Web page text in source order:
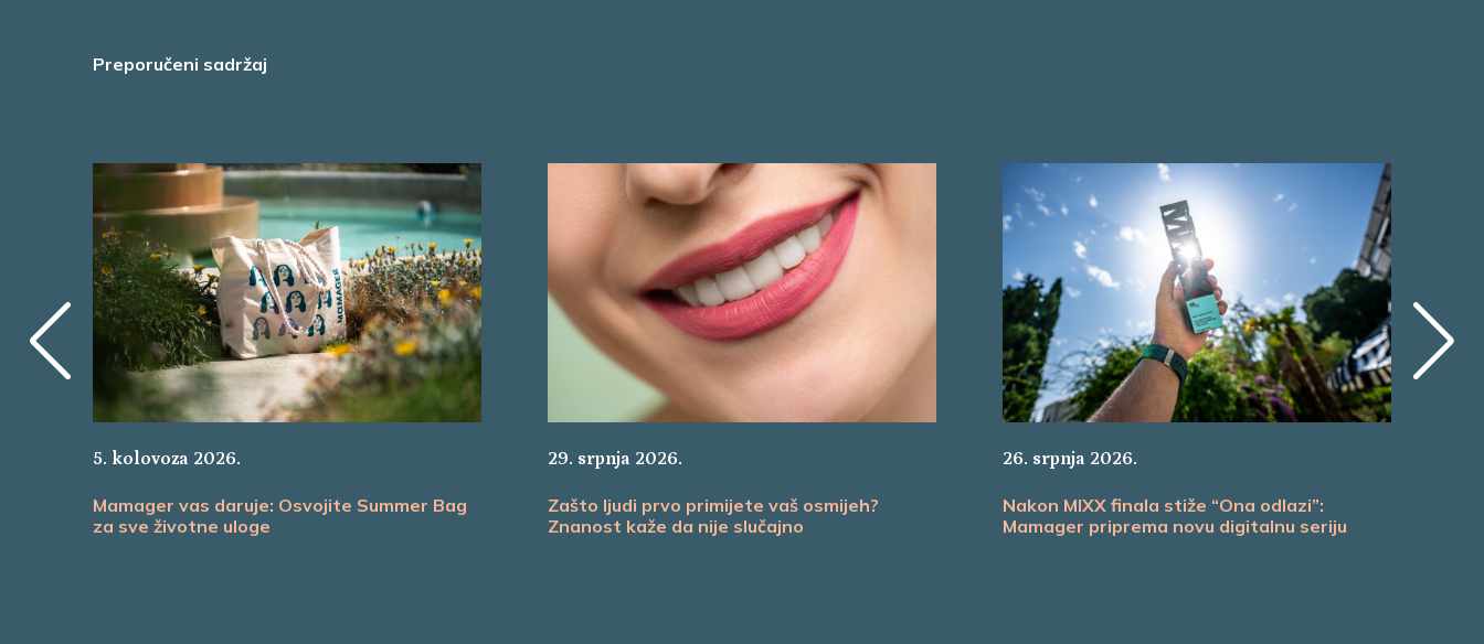
Preporučeni sadržaj
5. kolovoza 2026.
Mamager vas daruje: Osvojite Summer Bag
za sve životne uloge
29. srpnja 2026.
Zašto ljudi prvo primijete vaš osmijeh?
Znanost kaže da nije slučajno
26. srpnja 2026.
Nakon MIXX finala stiže “Ona odlazi”:
Mamager priprema novu digitalnu seriju